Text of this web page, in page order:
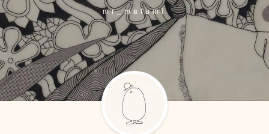
mr_mafumi